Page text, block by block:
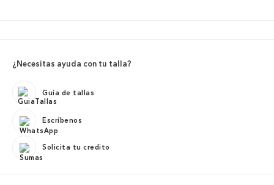
¿Necesitas ayuda con tu talla?
Guía de tallas
Escríbenos
Solicita tu credito